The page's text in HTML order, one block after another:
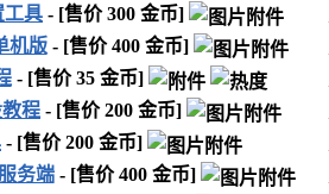
工具 - [售价300 金币]
机版- [售价400金币]
- [售价35金币]
程 - [售价200 金币]
- [售价200 金币]
务端- [售价400金币]